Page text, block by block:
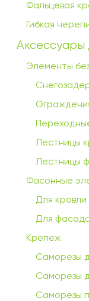
Фальцевая
Гибкая
Аксессуары
Элементы
Лестницы
Лестницы
Фасонные
Для кровли
Для
Крепеж
Саморезы
Саморезы
Саморезы